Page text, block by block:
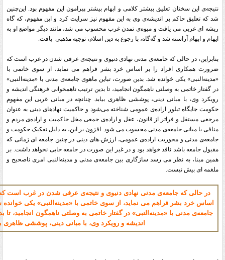
نتیجه‌ی این سخنان تعلیق بیشتر کلامی و ابهام بیشتر پیرامون این مفهوم بود. این‌چنین
شد که تعلیق حاکم بر اندیشه‌ی وی به این مفهوم نیز سرایت کرد و این مفهوم، که گاه
ریشه ای غربی می یافت و میوه‌ی تمدن غرب محسوب می شد، مانند دیگر مواضع او به
ایهام و ابهام آراسته شد و گه‌گاه، با رجوع به دین اسلام، توجیه مذهبی یافت.
بنابراین، در حالی که جامعه‌ی مدنی نهادی دنیوی و نتیجه‌ی عرفی شدن در غرب است که
ضرورت همکاری افراد را بر اساس خرد بشر فراهم می نماید، از سوی خاتمی با
«مدینه‌النبی» یکی خوانده شد. بدین صورت، تباین ماهوی جامعه‌ی مدنی با «مدینه‌النبی»
در گفتار خاتمی به وصلتی ناهمگون انجامید، تا بدین ترتیب ناهمخوانی فرهنگی اندیشه و
رویکرد وی، با مبانی دینی، پوششی ظاهری بیابد. چنانچه در مبانی غربی این مفهوم
حکومت جایگاه تبلور اراده‌ی عمومی شناخته می‌شود و حاکمیت نهادهای دینی به عنوان
مرجعی مستقل و فراتر از قانون، عقل و اراده‌ی جمعی مخل حاکمیت و اراده‌ی مردم و
منافی با مبانی جامعه‌ی مدنی محسوب می شود. افزون بر این، به دلیل تفکیک حکومت و
جامعه‌ی مدنی و محوریت اراده‌ی عمومی، ارزش-های دینی در چنین جامعه ای زمانی که
مقبول جامعه باشد نافذ خواهد بود و در غیر این صورت در جامعه جایی نخواهد داشت. بر
همین مبنا، به نظر می رسد سازگاری بین جامعه‌ی مدنی و مدینه‌النبی امری ناصحیح و
ملغمه ای بیش نیست.
در حالی که جامعه‌ی مدنی نهادی دنیوی و نتیجه‌ی عرفی شدن در غرب است
اساس خرد بشر فراهم می نماید، از سوی خاتمی با «مدینه‌النبی» یکی
جامعه‌ی مدنی با «مدینه‌النبی» در گفتار خاتمی به وصلتی ناهمگون انجامید، تا
اندیشه و رویکرد وی، با مبانی دینی، پوششی ظاهری